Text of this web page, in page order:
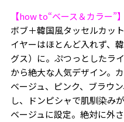
【how to“ベース＆カラー”】
ボブ＋韓国風タッセルカッ
イヤーはほとんど入れず、
グス）に。ぷつっとしたラ
から絶大な人気デザイン。
ベージュ、ピンク、ブラウ
し、ドンピシャで肌馴染み
ベージュに設定。絶対に外